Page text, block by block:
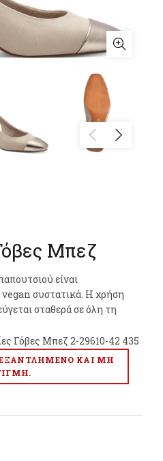
Μπεζ
είναι
συστατικά. Η χρήση
σταθερά σε όλη τη
ΕΞΑΝΤΛΗΜΈΝΟ ΚΑΙ ΜΗ